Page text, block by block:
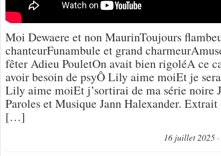
Moi Dewaere et non MaurinToujours
chanteurFunambule et grand
fêter Adieu PouletOn avait bien rigoléA ce
avoir besoin de psyÔ Lily aime moiEt je
Lily aime moiEt j’sortirai de ma série noire
Paroles et Musique Jann Halexander.
[…]
16 juillet 2025